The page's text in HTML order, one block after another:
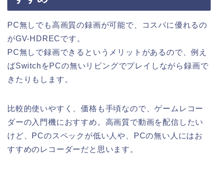
PC無しでも高画質の録画が可能で、コスパに優れるの
がGV-HDRECです。
PC無しで録画できるというメリットがあるので、例え
ばSwitchをPCの無いリビングでプレイしながら録画で
きたりもします。
比較的使いやすく、価格も手頃なので、ゲームレコー
ダーの入門機におすすめ。高画質で動画を配信したい
けど、PCのスペックが低い人や、PCの無い人にはお
すすめのレコーダーだと思います。